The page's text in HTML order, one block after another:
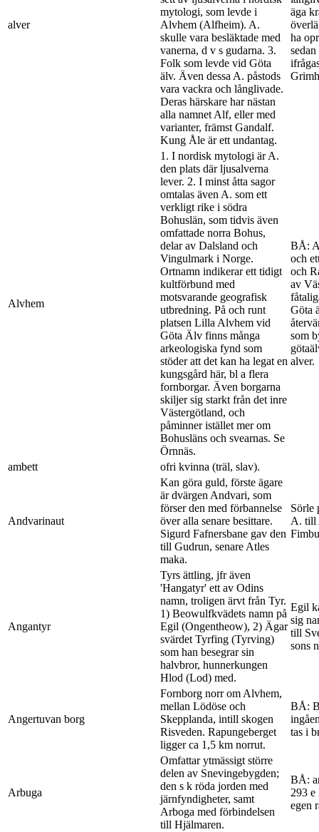
alver
mytologi, som levde i
Alvhem (Alfheim). A.
skulle vara besläktade med
vanerna, d v s gudarna. 3.
Folk som levde vid Göta
älv. Även dessa A. påstods
vara vackra och långlivade.
Deras härskare har nästan
alla namnet Alf, eller med
varianter, främst Gandalf.
Kung Åle är ett undantag.
äga
ha
Alvhem
1. I nordisk mytologi är A.
den plats där ljusalverna
lever. 2. I minst åtta sagor
omtalas även A. som ett
verkligt rike i södra
Bohuslän, som tidvis även
omfattade norra Bohus,
delar av Dalsland och
Vingulmark i Norge.
Ortnamn indikerar ett tidigt
kultförbund med
motsvarande geografisk
utbredning. På och runt
platsen Lilla Alvhem vid
Göta Älv finns många
arkeologiska fynd som
stöder att det kan ha legat en
kungsgård här, bl a flera
fornborgar. Även borgarna
skiljer sig starkt från det inre
Västergötland, och
påminner istället mer om
Bohusläns och svearnas. Se
Örnnäs.
BÅ:
och
och
av
Göta
som
alver.
ambett ofri kvinna (träl, slav).
Andvarinaut
Kan göra guld, förste ägare
är dvärgen Andvari, som
förser den med förbannelse
över alla senare besittare.
Sigurd Fafnersbane gav den
till Gudrun, senare Atles
maka.
Sörle
A. till
Angantyr
Tyrs ättling, jfr även
'Hangatyr' ett av Odins
namn, troligen ärvt från Tyr.
1) Beowulfkvädets namn på
Egil (Ongentheow), 2) Ägar
svärdet Tyrfing (Tyrving)
som han besegrar sin
halvbror, hunnerkungen
Hlod (Lod) med.
Egil
sig
till
sons
Angertuvan borg
Fornborg norr om Alvhem,
mellan Lödöse och
Skepplanda, intill skogen
Risveden. Rapungeberget
ligger ca 1,5 km norrut.
BÅ:
tas i
Arbuga
Omfattar ytmässigt större
delen av Snevingebygden;
den s k röda jorden med
järnfyndigheter, samt
Arboga med förbindelsen
till Hjälmaren.
BÅ:
293
egen